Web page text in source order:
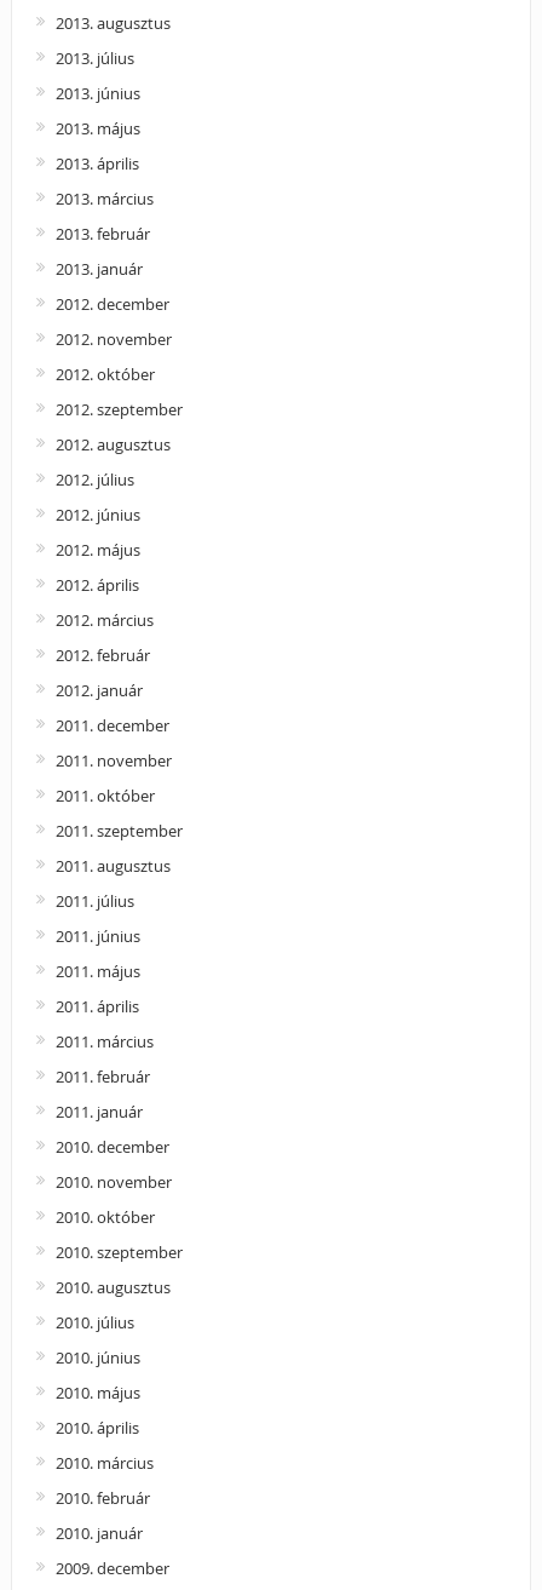
2013. augusztus
2013. július
2013. június
2013. május
2013. április
2013. március
2013. február
2013. január
2012. december
2012. november
2012. október
2012. szeptember
2012. augusztus
2012. július
2012. június
2012. május
2012. április
2012. március
2012. február
2012. január
2011. december
2011. november
2011. október
2011. szeptember
2011. augusztus
2011. július
2011. június
2011. május
2011. április
2011. március
2011. február
2011. január
2010. december
2010. november
2010. október
2010. szeptember
2010. augusztus
2010. július
2010. június
2010. május
2010. április
2010. március
2010. február
2010. január
2009. december